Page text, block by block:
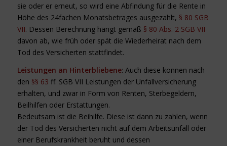
sie oder er erneut, so wird eine Abfindung für die Rente in
Höhe des 24fachen Monatsbetrages ausgezahlt, § 80 SGB
VII. Dessen Berechnung hängt gemäß § 80 Abs. 2 SGB VII
davon ab, wie früh oder spät die Wiederheirat nach dem
Tod des Versicherten stattfindet.
Leistungen an Hinterbliebene: Auch diese können nach
den §§ 63 ff. SGB VII Leistungen der Unfallversicherung
erhalten, und zwar in Form von Renten, Sterbegeldern,
Beilhilfen oder Erstattungen.
Bedeutsam ist die Beihilfe. Diese ist dann zu zahlen, wenn
der Tod des Versicherten nicht auf dem Arbeitsunfall oder
einer Berufskrankheit beruht und dessen